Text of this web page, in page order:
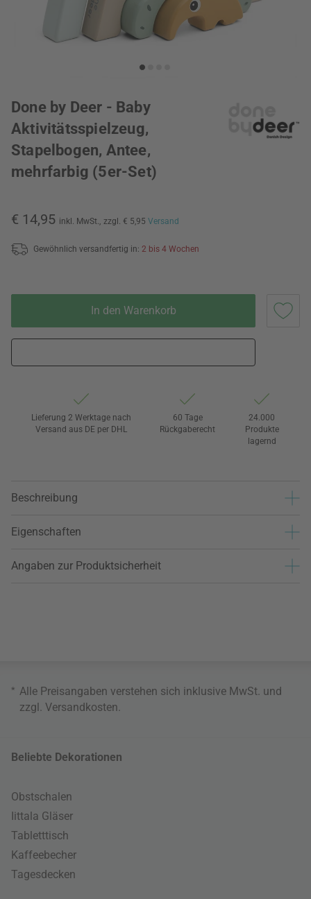
Done by Deer - Baby
Aktivitätsspielzeug,
Stapelbogen, Antee,
mehrfarbig (5er-Set)
€ 14,95 inkl. MwSt., zzgl. € 5,95 Versand
Gewöhnlich versandfertig in: 2 bis 4 Wochen
In den Warenkorb
Lieferung 2 Werktage nach
Versand aus DE per DHL
60 Tage
Rückgaberecht
24.000
Produkte
lagernd
Beschreibung
Eigenschaften
Angaben zur Produktsicherheit
* Alle Preisangaben verstehen sich inklusive MwSt. und
zzgl. Versandkosten
Beliebte Dekorationen
Obstschalen
Iittala Gläser
Tabletttisch
Kaffeebecher
Tagesdecken